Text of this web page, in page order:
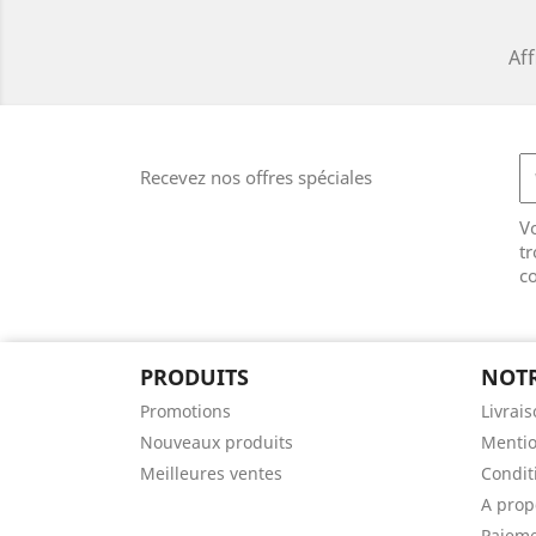
Recevez nos offres spéciales
PRODUITS
Promotions
Nouveaux produits
Meilleures ventes
A